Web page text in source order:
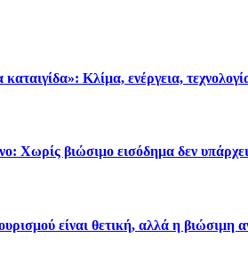
Κλίμα, ενέργεια,
Χωρίς βιώσιμο εισόδημα δεν
είναι θετική, αλλά η βιώσιμη